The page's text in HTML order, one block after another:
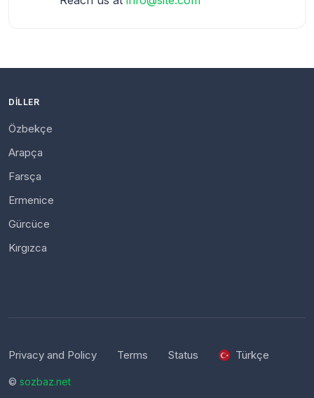
DILLER
Özbekçe
Arapça
Farsça
Ermenice
Gürcüce
Kırgızca
Privacy and Policy Terms Status Türkçe
© sozbaz.net